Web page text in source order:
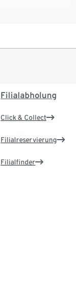
Filialabholung
Click & Collect
Filialreservierung
Filialfinder